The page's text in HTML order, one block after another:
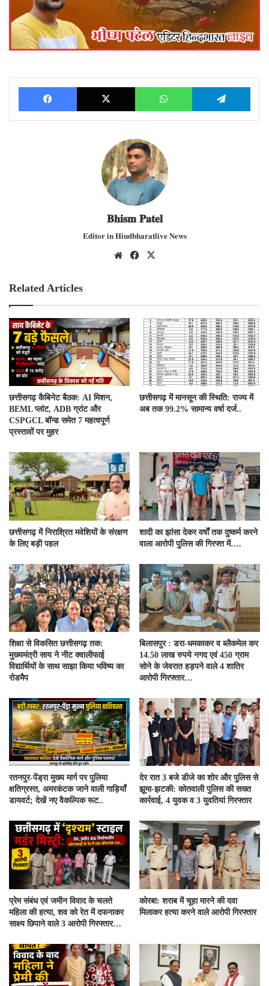
Facebook X WhatsApp
𝐁𝐡𝐢𝐬𝐦 𝐏𝐚𝐭𝐞𝐥
𝐄𝐝𝐢𝐭𝐨𝐫 𝐢𝐧 𝐇𝐢𝐧𝐝𝐛𝐡𝐚𝐫𝐚𝐭𝐥𝐢𝐯𝐞 𝐍𝐞𝐰𝐬
We
Fac
Related Articles
छत्तीसगढ़ कैबिनेट बैठक: AI मिशन,
BEML प्लांट, ADB ग्रांट और
CSPGCL बॉन्ड समेत 7 महत्वपूर्ण
प्रस्तावों पर मुहर
छत्तीसगढ़ में मानसून की स्थिति: राज्य में
अब तक 99.2% सामान्य वर्षा दर्ज..
छत्तीसगढ़ में निराश्रित मवेशियों के संरक्षण
के लिए बड़ी पहल
शादी का झांसा देकर वर्षों तक दुष्कर्म करने
वाला आरोपी पुलिस की गिरफ्त में….
शिक्षा से विकसित छत्तीसगढ़ तक:
मुख्यमंत्री साय ने नीट क्वालीफाई
विद्यार्थियों के साथ साझा किया भविष्य का
रोडमैप
बिलासपुर : डरा-धमकाकर व ब्लैकमेल कर
14.50 लाख रुपये नगद एवं 450 ग्राम
सोने के जेवरात हड़पने वाले 4 शातिर
आरोपी गिरफ्तार…
रतनपुर-पेंड्रा मुख्य मार्ग पर पुलिया
क्षतिग्रस्त, अमरकंटक जाने वाली गाड़ियाँ
डायवर्ट; देखें नए वैकल्पिक रूट..
देर रात 3 बजे डीजे का शोर और पुलिस से
झूमा-झटकी: कोतवाली पुलिस की सख्त
कार्रवाई, 4 युवक व 3 युवतियां गिरफ्तार
प्रेम संबंध एवं जमीन विवाद के चलते
महिला की हत्या, शव को रेत में दफनाकर
साक्ष्य छिपाने वाले 3 आरोपी गिरफ्तार…
कोरबा: शराब में चूहा मारने की दवा
मिलाकर हत्या करने वाले आरोपी गिरफ्तार